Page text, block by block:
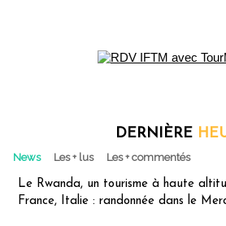
DERNIÈRE
News Les + lus Les + commentés
Le Rwanda, un tourisme à haute
France, Italie : randonnée dans le